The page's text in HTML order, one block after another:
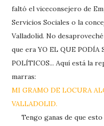
faltó el viceconsejero de
Servicios Sociales o la
Valladolid. No
que era YO EL QUE PODÍA
POLÍTICOS... Aquí está la
marras:
MI GRAMO DE LOCURA
VALLADOLID.
Tengo ganas de que esto